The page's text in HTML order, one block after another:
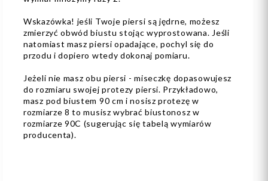
Wskazówka! jeśli Twoje piersi są jędrne, możesz
zmierzyć obwód biustu stojąc wyprostowana. Jeśli
natomiast masz piersi opadające, pochyl się do
przodu i dopiero wtedy dokonaj pomiaru.
Jeżeli nie masz obu piersi - miseczkę dopasowujesz
do rozmiaru swojej protezy piersi. Przykładowo,
masz pod biustem 90 cm i nosisz protezę w
rozmiarze 8 to musisz wybrać biustonosz w
rozmiarze 90C (sugerując się tabelą wymiarów
producenta).